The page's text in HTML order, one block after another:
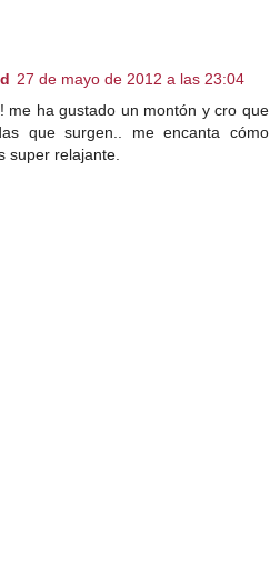
27 de mayo de 2012 a las 23:04
me ha gustado un montón y cro que
que surgen.. me encanta cómo
super relajante.